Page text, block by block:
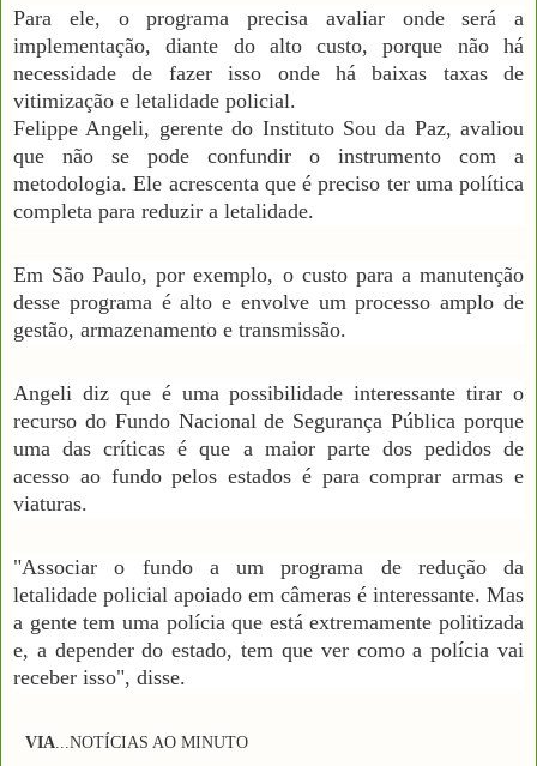
Para ele, o programa precisa avaliar onde será a
implementação, diante do alto custo, porque não há
necessidade de fazer isso onde há baixas taxas de
vitimização e letalidade policial.
Felippe Angeli, gerente do Instituto Sou da Paz, avaliou
que não se pode confundir o instrumento com a
metodologia. Ele acrescenta que é preciso ter uma política
completa para reduzir a letalidade.
Em São Paulo, por exemplo, o custo para a manutenção
desse programa é alto e envolve um processo amplo de
gestão, armazenamento e transmissão.
Angeli diz que é uma possibilidade interessante tirar o
recurso do Fundo Nacional de Segurança Pública porque
uma das críticas é que a maior parte dos pedidos de
acesso ao fundo pelos estados é para comprar armas e
viaturas.
"Associar o fundo a um programa de redução da
letalidade policial apoiado em câmeras é interessante. Mas
a gente tem uma polícia que está extremamente politizada
e, a depender do estado, tem que ver como a polícia vai
receber isso", disse.
VIA ...NOTÍCIAS AO MINUTO